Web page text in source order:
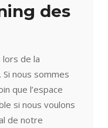
des
de la
nous sommes
que l’espace
si nous voulons
de notre